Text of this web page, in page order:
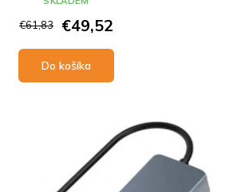
€61,83 €49,52
Do košíka